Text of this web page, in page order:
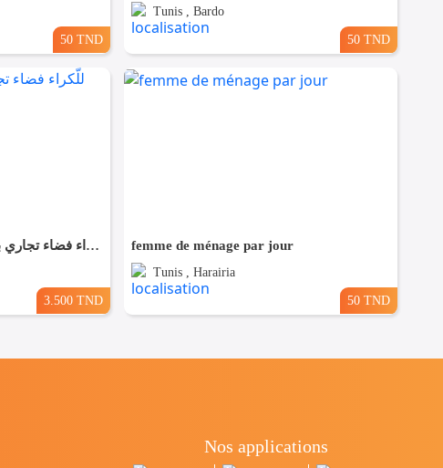
50 TND
Tunis , Bardo
50 TND
✨ للّكراء فضاء تجاري بموقع متميز في القيروان ✨
3.500 TND
femme de ménage par jour
Tunis , Harairia
50 TND
Nos applications